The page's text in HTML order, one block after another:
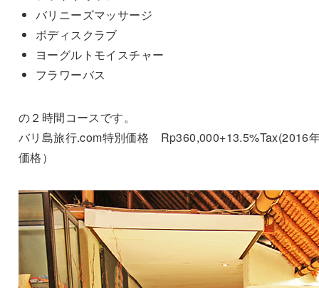
バリニーズマッサージ
ボディスクラブ
ヨーグルトモイスチャー
フラワーバス
の２時間コースです。
バリ島旅行.com特別価格 Rp360,000+13.5%Tax(2016
価格）